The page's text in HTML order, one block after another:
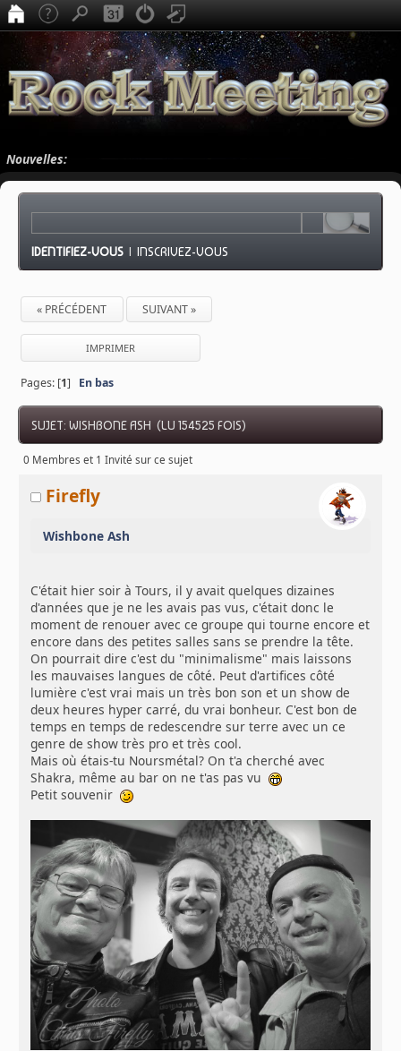
Nouvelles:
IDENTIFIEZ-VOUS |INSCRIVEZ-VOUS
« PRÉCÉDENT SUIVANT »
IMPRIMER
Pages: [1] En bas
SUJET: WISHBONE ASH (LU 154525 FOIS)
0 Membres et 1 Invité sur ce sujet
Firefly
Wishbone Ash
C'était hier soir à Tours, il y avait quelques dizaines
d'années que je ne les avais pas vus, c'était donc le
moment de renouer avec ce groupe qui tourne encore et
encore dans des petites salles sans se prendre la tête.
On pourrait dire c'est du "minimalisme" mais laissons
les mauvaises langues de côté. Peut d'artifices côté
lumière c'est vrai mais un très bon son et un show de
deux heures hyper carré, du vrai bonheur. C'est bon de
temps en temps de redescendre sur terre avec un ce
genre de show très pro et très cool.
Mais où étais-tu Noursmétal? On t'a cherché avec
Shakra, même au bar on ne t'as pas vu
Petit souvenir